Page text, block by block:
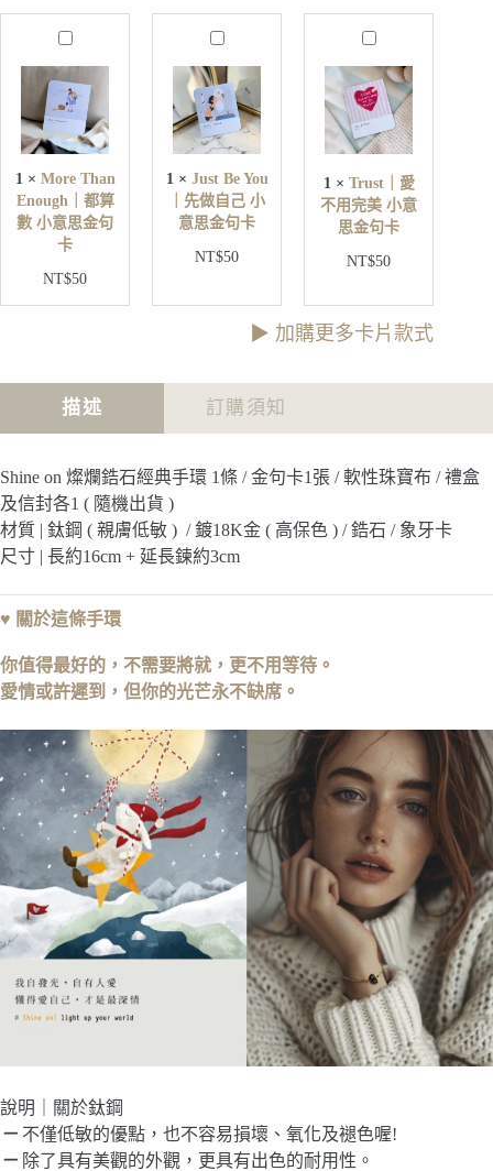
量
M
r
T
h
a
E
n
o
u
h
｜
小
意
金
句
卡
1 × More Than
Enough｜都算
數 小意思金句
卡
NT$50
J
s
t
B
e
Y
u
｜
做
己
金
句
1 × Just Be You
｜先做自己 小
意思金句卡
NT$50
T
u
s
t
｜
不
用
完
美
思
金
1 × Trust｜愛
不用完美 小意
思金句卡
NT$50
▶︎ 加購更多卡片款式
描述 訂購須知
Shine on 燦爛鋯石經典手環 1條 / 金句卡1張 / 軟性珠寶布 / 禮盒
及信封各1 ( 隨機出貨 )
材質 | 鈦鋼 ( 親膚低敏 ) / 鍍18K金 ( 高保色 ) / 鋯石 / 象牙卡
尺寸 | 長約16cm + 延長鍊約3cm
♥ 關於這條手環
你值得最好的，不需要將就，更不用等待。
愛情或許遲到，但你的光芒永不缺席。
說明｜關於鈦鋼
－ 不僅低敏的優點，也不容易損壞、氧化及褪色喔!
－ 除了具有美觀的外觀，更具有出色的耐用性。